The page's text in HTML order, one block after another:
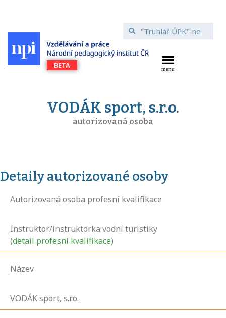
VODÁK sport, s.r.o.
autorizovaná osoba
Detaily autorizované osoby
Autorizovaná osoba profesní kvalifikace
Instruktor/instruktorka vodní turistiky
(detail profesní kvalifikace)
Název
VODÁK sport, s.r.o.